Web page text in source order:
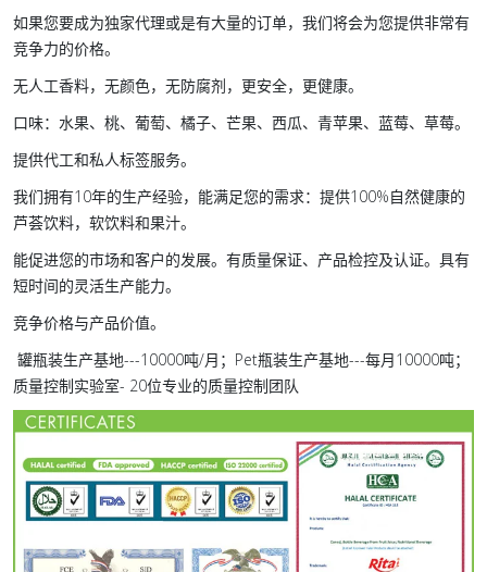
如果您要成为独家代理或是有大量的订单，我们将会为您提供非常有
竞争力的价格。
无人工香料，无颜色，无防腐剂，更安全，更健康。
口味：水果、桃、葡萄、橘子、芒果、西瓜、青苹果、蓝莓、草莓。
提供代工和私人标签服务。
我们拥有10年的生产经验，能满足您的需求：提供100%自然健康的
芦荟饮料，软饮料和果汁。
能促进您的市场和客户的发展。有质量保证、产品检控及认证。具有
短时间的灵活生产能力。
竞争价格与产品价值。
罐瓶装生产基地---10000吨/月；Pet瓶装生产基地---每月10000吨；
质量控制实验室- 20位专业的质量控制团队